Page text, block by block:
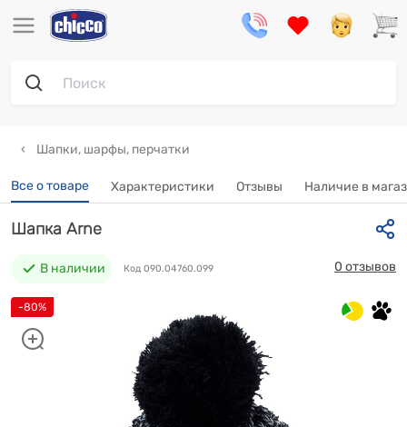
Шапки, шарфы, перчатки
Все о товаре Характеристики Отзывы Наличие в
-80%
Шапка Arne
В наличии Код 090.04760.099 0 отзывов